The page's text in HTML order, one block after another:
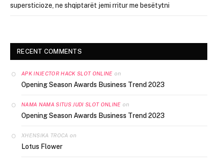
supersticioze, ne shqiptarët jemi rritur me besëtytni
RECENT COMMENTS
APK INJECTOR HACK SLOT ONLINE on
Opening Season Awards Business Trend 2023
NAMA NAMA SITUS JUDI SLOT ONLINE on
Opening Season Awards Business Trend 2023
XHENSIKA TROCA on
Lotus Flower